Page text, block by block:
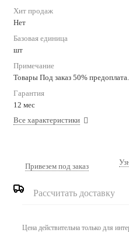
Хит продаж
Нет
Базовая единица
шт
Примечание
Товары Под заказ 50%
Гарантия
12 мес
Все характеристики
Привезем под заказ
Рассчитать доставку
Цена действительна только для